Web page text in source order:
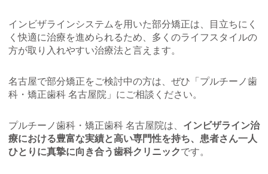
インビザラインシステムを用いた部分矯正は、目立ちにく
く快適に治療を進められるため、多くのライフスタイルの
方が取り入れやすい治療法と言えます。
名古屋で部分矯正をご検討中の方は、ぜひ「プルチーノ歯
科・矯正歯科 名古屋院」にご相談ください。
プルチーノ歯科・矯正歯科 名古屋院は、 インビザライン治
療における豊富な実績と高い専門性を持ち、患者さん一人
ひとりに真摯に向き合う歯科クリニックです。